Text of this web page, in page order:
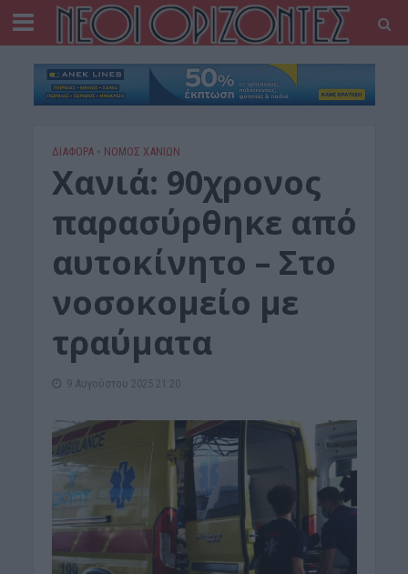
ΔΙΆΦΟΡΑ • ΝΟΜΌΣ ΧΑΝΊΩΝ
Χανιά: 90χρονος
παρασύρθηκε από
αυτοκίνητο – Στο
νοσοκομείο με
τραύματα
9 Αυγούστου 2025 21:20